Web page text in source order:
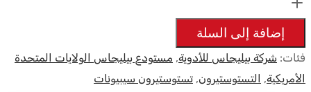
200mg
10ml
-
Beligas
إضافة إلى السلة
فئات: شركة بيليجاس للأدوية, مستودع بيليجاس الولايات المتحدة
الأمريكية, التستوستيرون, تستوستيرون سيبيونات